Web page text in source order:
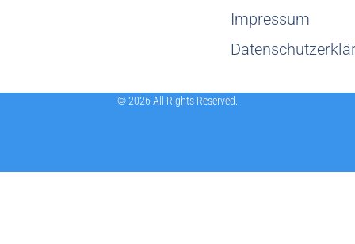
Impressum
© 2026 All Rights Reserved.